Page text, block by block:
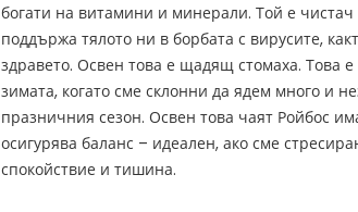
богати на витамини и минерали. Той е
поддържа тялото ни в борбата с вирусите,
здравето. Освен това е щадящ стомаха. Това
зимата, когато сме склонни да ядем много и
празничния сезон. Освен това чаят Ройбос
осигурява баланс – идеален, ако сме
спокойствие и тишина.